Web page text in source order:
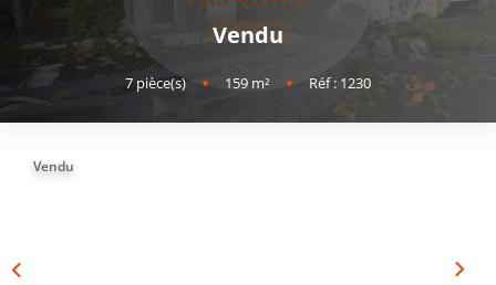
LOCATIONS
ESTIMATION
Vendu
7 pièce(s) • 159 m² • Réf : 1230
Vendu